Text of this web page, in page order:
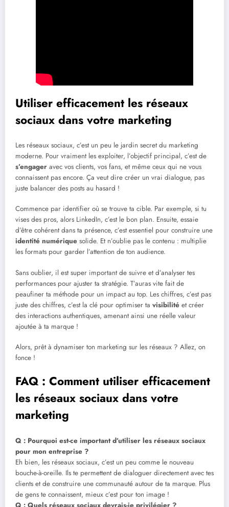
Utiliser efficacement les réseaux
sociaux dans votre marketing
Les réseaux sociaux, c’est un peu le jardin secret du marketing
moderne. Pour vraiment les exploiter, l’objectif principal, c’est de
s’engager avec vos clients, vos fans, et même ceux qui ne vous
connaissent pas encore. Ça veut dire créer un vrai dialogue, pas
juste balancer des posts au hasard !
Commence par identifier où se trouve ta cible. Par exemple, si tu
vises des pros, alors LinkedIn, c’est le bon plan. Ensuite, essaie
d’être cohérent dans ta présence, c’est essentiel pour construire une
identité numérique solide. Et n’oublie pas le contenu : multiplie
les formats pour garder l’attention de ton audience.
Sans oublier, il est super important de suivre et d’analyser tes
performances pour ajuster ta stratégie. T’auras vite fait de
peaufiner ta méthode pour un impact au top. Les chiffres, c’est pas
juste des chiffres, c’est la clé pour optimiser ta visibilité et créer
des interactions authentiques, amenant ainsi une réelle valeur
ajoutée à ta marque !
Alors, prêt à dynamiser ton marketing sur les réseaux ? Allez, on
fonce !
FAQ : Comment utiliser efficacement
les réseaux sociaux dans votre
marketing
Q : Pourquoi est-ce important d’utiliser les réseaux sociaux
pour mon entreprise ?
Eh bien, les réseaux sociaux, c’est un peu comme le nouveau
bouche-à-oreille. Ils te permettent de dialoguer directement avec tes
clients et de construire une communauté autour de ta marque. Plus
de gens te connaissent, mieux c’est pour ton image !
Q : Quels réseaux sociaux devrais-je privilégier ?